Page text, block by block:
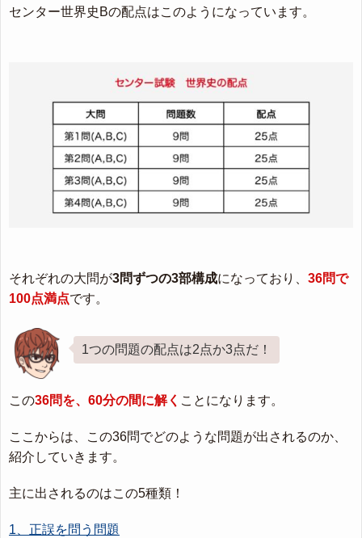
センター世界史Bの配点はこのようになっています。
それぞれの大問が3問ずつの3部構成になっており、 36問で
100点満点です。
1つの問題の配点は2点か3点だ！
この36問を、60分の間に解く ことになります。
ここからは、この36問でどのような問題が出されるのか、
紹介していきます。
主に出されるのはこの5種類！
1、正誤を問う問題